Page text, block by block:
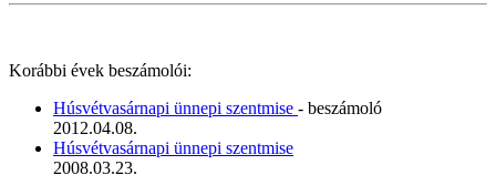
Korábbi évek beszámolói:
Húsvétvasárnapi ünnepi szentmise - beszámoló
2012.04.08.
Húsvétvasárnapi ünnepi szentmise
2008.03.23.